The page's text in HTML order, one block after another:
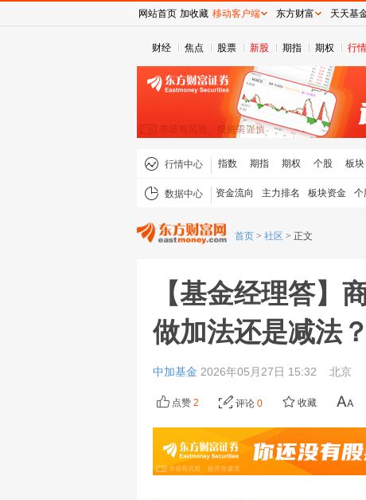
财经 焦点 股票 新股 期指 期权 行情
行情中心 指数 期指 期权 个股 板块
数据中心 资金流向 主力排名 板块资金 个
首页 > 社区 > 正文
【基金经理答】
做加法还是减法？
中加基金 2026年05月27日 15:32 北京
点赞 2 评论 0 收藏
网站首页 加收藏 移动客户端 东方财富 天天基